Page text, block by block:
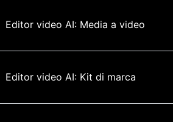
Editor video AI: Media a video
Editor video AI: Kit di marca